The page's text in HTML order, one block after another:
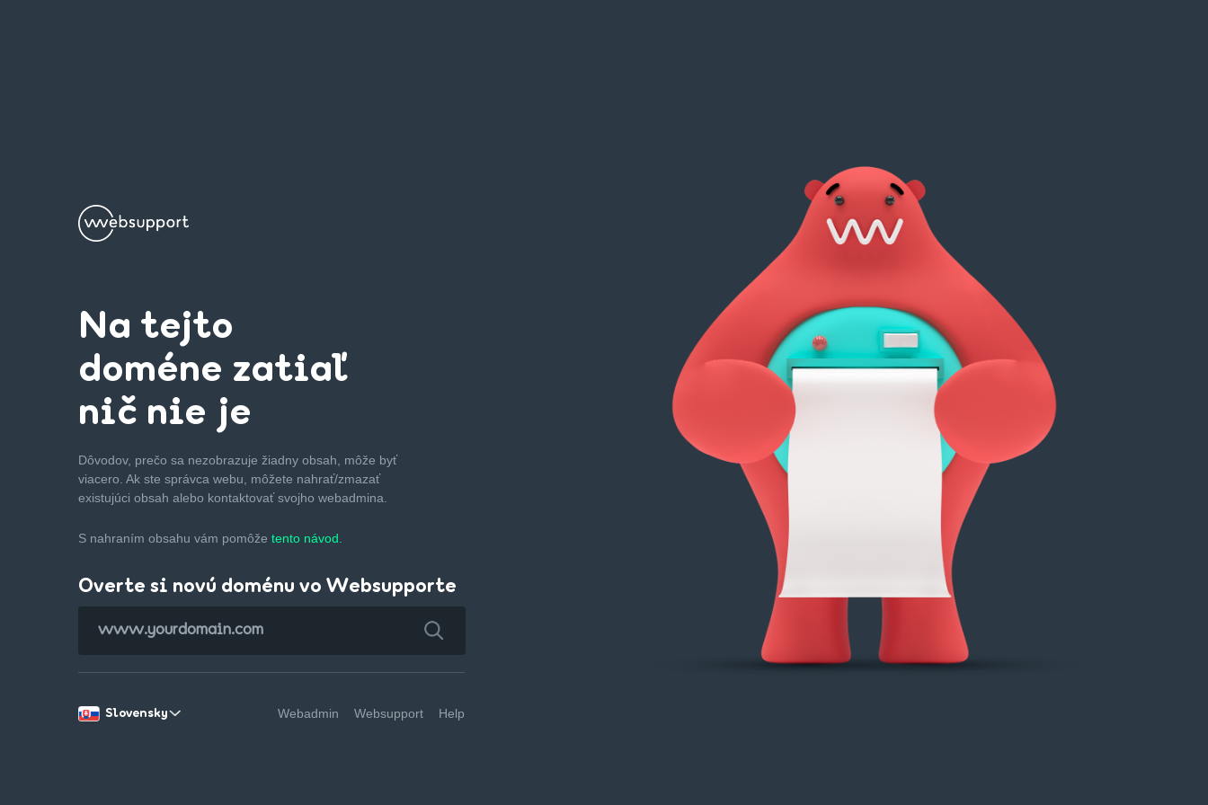
Na tejto
doméne zatiaľ
nič nie je
Dôvodov, prečo sa nezobrazuje žiadny obsah, môže byť
viacero. Ak ste správca webu, môžete nahrať/zmazať
existujúci obsah alebo kontaktovať svojho webadmina.
S nahraním obsahu vám pomôže tento návod.
Overte si novú doménu vo Websupporte
Slovensky Webadmin Websupport Help